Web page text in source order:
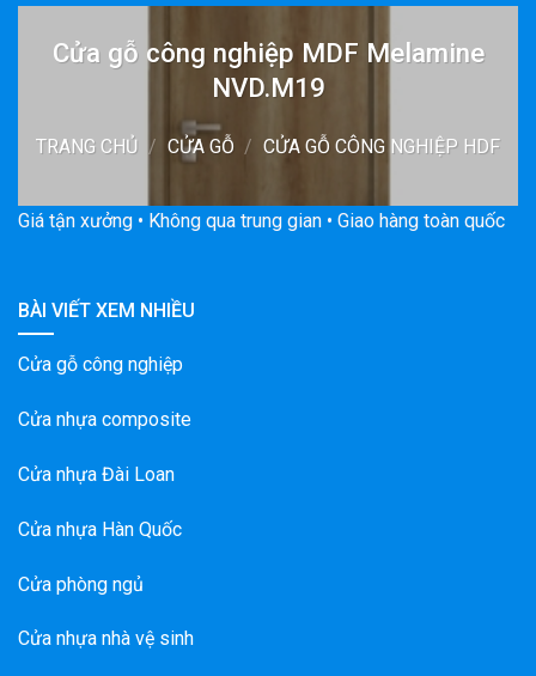
Cửa gỗ công nghiệp MDF Melamine
NVD.M19
TRANG CHỦ / CỬA GỖ / CỬA GỖ CÔNG NGHIỆP HDF
Giá tận xưởng • Không qua trung gian • Giao hàng toàn quốc
BÀI VIẾT XEM NHIỀU
Cửa gỗ công nghiệp
Cửa nhựa composite
Cửa nhựa Đài Loan
Cửa nhựa Hàn Quốc
Cửa phòng ngủ
Cửa nhựa nhà vệ sinh